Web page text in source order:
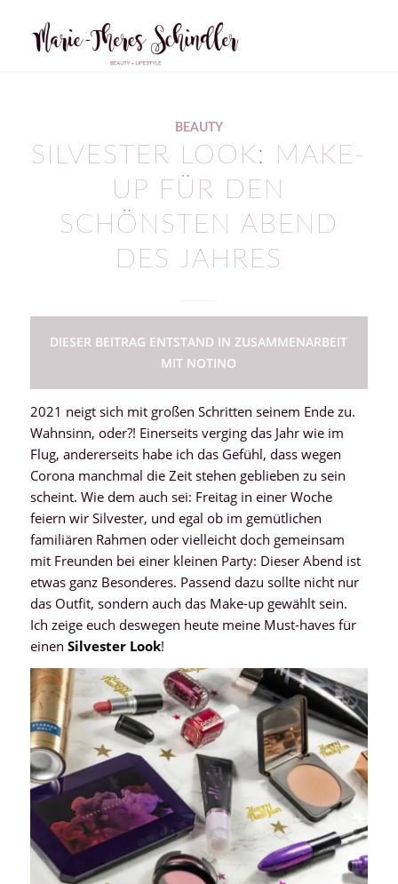
BEAUTY
SILVESTER LOOK: MAKE-
UP FÜR DEN
SCHÖNSTEN ABEND
DES JAHRES
DIESER BEITRAG ENTSTAND IN ZUSAMMENARBEIT
MIT NOTINO
2021 neigt sich mit großen Schritten seinem Ende zu.
Wahnsinn, oder?! Einerseits verging das Jahr wie im
Flug, andererseits habe ich das Gefühl, dass wegen
Corona manchmal die Zeit stehen geblieben zu sein
scheint. Wie dem auch sei: Freitag in einer Woche
feiern wir Silvester, und egal ob im gemütlichen
familiären Rahmen oder vielleicht doch gemeinsam
mit Freunden bei einer kleinen Party: Dieser Abend ist
etwas ganz Besonderes. Passend dazu sollte nicht nur
das Outfit, sondern auch das Make-up gewählt sein.
Ich zeige euch deswegen heute meine Must-haves für
einen Silvester Look!